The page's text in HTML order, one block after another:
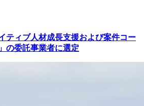
ティブ人材成長支援および案件コー
の委託事業者に選定